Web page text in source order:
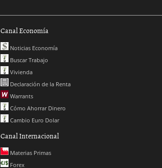
Canal Economía
Noticias Economía
Buscar Trabajo
Vivienda
Declaración de la Renta
Warrants
Cómo Ahorrar Dinero
Cambio Euro Dolar
Canal Internacional
Materias Primas
Forex